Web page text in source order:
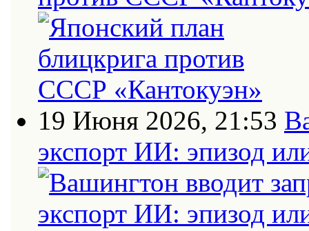
19 Июня 2026, 21:53
экспорт ИИ: эпизод